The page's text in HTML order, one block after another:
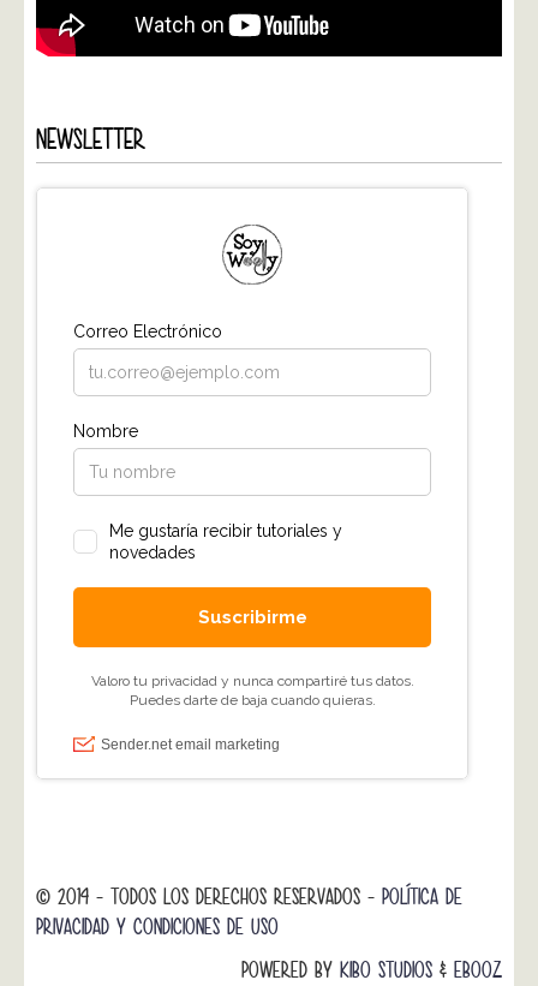
NEWSLETTER
© 2014 - TODOS LOS DERECHOS RESERVADOS - POLÍTICA DE
PRIVACIDAD Y CONDICIONES DE USO
POWERED BY KIBO STUDIOS & EBOOZ